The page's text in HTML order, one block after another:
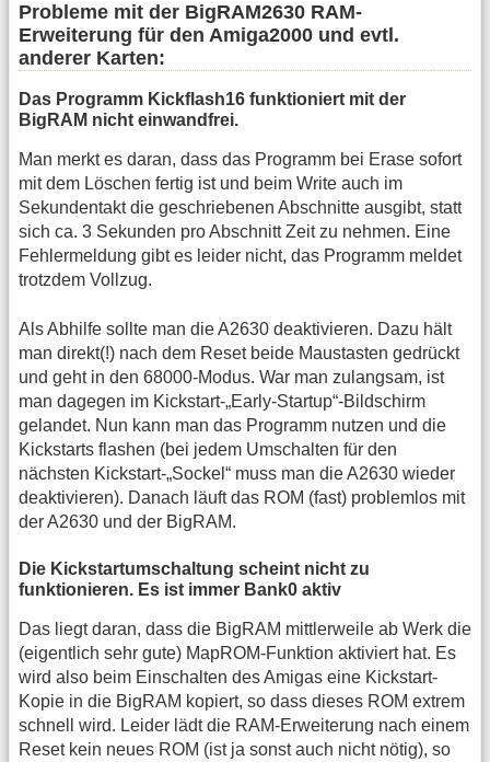
Probleme mit der BigRAM2630 RAM-
Erweiterung für den Amiga2000 und evtl.
anderer Karten:
Das Programm Kickflash16 funktioniert mit der
BigRAM nicht einwandfrei.
Man merkt es daran, dass das Programm bei Erase sofort
mit dem Löschen fertig ist und beim Write auch im
Sekundentakt die geschriebenen Abschnitte ausgibt, statt
sich ca. 3 Sekunden pro Abschnitt Zeit zu nehmen. Eine
Fehlermeldung gibt es leider nicht, das Programm meldet
trotzdem Vollzug.
Als Abhilfe sollte man die A2630 deaktivieren. Dazu hält
man direkt(!) nach dem Reset beide Maustasten gedrückt
und geht in den 68000-Modus. War man zulangsam, ist
man dagegen im Kickstart-„Early-Startup“-Bildschirm
gelandet. Nun kann man das Programm nutzen und die
Kickstarts flashen (bei jedem Umschalten für den
nächsten Kickstart-„Sockel“ muss man die A2630 wieder
deaktivieren). Danach läuft das ROM (fast) problemlos mit
der A2630 und der BigRAM.
Die Kickstartumschaltung scheint nicht zu
funktionieren. Es ist immer Bank0 aktiv
Das liegt daran, dass die BigRAM mittlerweile ab Werk die
(eigentlich sehr gute) MapROM-Funktion aktiviert hat. Es
wird also beim Einschalten des Amigas eine Kickstart-
Kopie in die BigRAM kopiert, so dass dieses ROM extrem
schnell wird. Leider lädt die RAM-Erweiterung nach einem
Reset kein neues ROM (ist ja sonst auch nicht nötig), so